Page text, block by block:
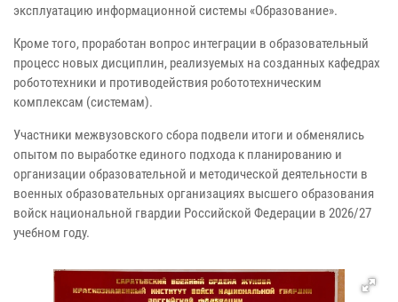
эксплуатацию информационной системы «Образование».
Кроме того, проработан вопрос интеграции в образовательный
процесс новых дисциплин, реализуемых на созданных кафедрах
робототехники и противодействия робототехническим
комплексам (системам).
Участники межвузовского сбора подвели итоги и обменялись
опытом по выработке единого подхода к планированию и
организации образовательной и методической деятельности в
военных образовательных организациях высшего образования
войск национальной гвардии Российской Федерации в 2026/27
учебном году.